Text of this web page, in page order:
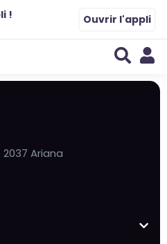
!
Ouvrir l'appli
Ariana